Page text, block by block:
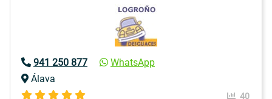
941 250 877
WhatsApp
Álava
40